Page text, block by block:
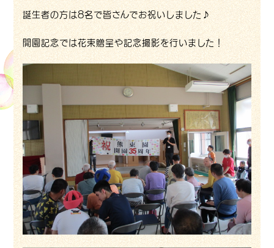
誕生者の方は8名で皆さんでお祝いしました♪
開園記念では花束贈呈や記念撮影を行いました！